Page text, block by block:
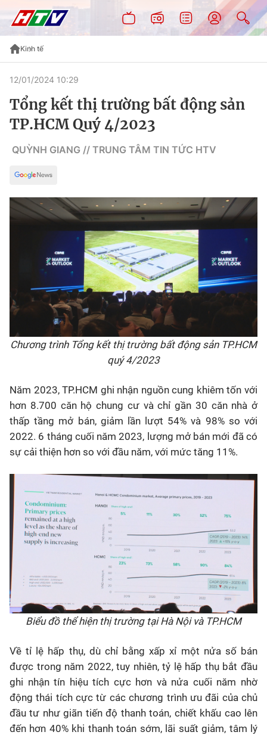
Kinh tế
12/01/2024 10:29
Tổng kết thị trường bất động sản
TP.HCM Quý 4/2023
QUỲNH GIANG // TRUNG TÂM TIN TỨC HTV
Chương trình Tổng kết thị trường bất động sản TP.HCM
quý 4/2023
Năm 2023, TP.HCM ghi nhận nguồn cung khiêm tốn với
hơn 8.700 căn hộ chung cư và chỉ gần 30 căn nhà ở
thấp tầng mở bán, giảm lần lượt 54% và 98% so với
2022. 6 tháng cuối năm 2023, lượng mở bán mới đã có
sự cải thiện hơn so với đầu năm, với mức tăng 11%.
Biểu đồ thể hiện thị trường tại Hà Nội và TP.HCM
Về tỉ lệ hấp thụ, dù chỉ bằng xấp xỉ một nửa số bán
được trong năm 2022, tuy nhiên, tỷ lệ hấp thụ bắt đầu
ghi nhận tín hiệu tích cực hơn và nửa cuối năm nhờ
động thái tích cực từ các chương trình ưu đãi của chủ
đầu tư như giãn tiến độ thanh toán, chiết khấu cao lên
đến hơn 40% khi thanh toán sớm, lãi suất giảm, tâm lý